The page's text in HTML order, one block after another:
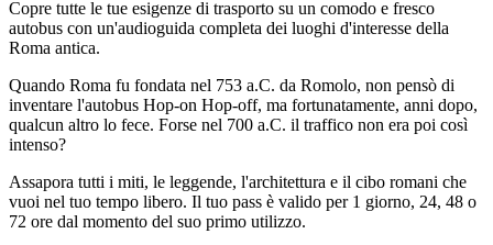
Copre tutte le tue esigenze di trasporto su un comodo e fresco
autobus con un'audioguida completa dei luoghi d'interesse della
Roma antica.
Quando Roma fu fondata nel 753 a.C. da Romolo, non pensò di
inventare l'autobus Hop-on Hop-off, ma fortunatamente, anni dopo,
qualcun altro lo fece. Forse nel 700 a.C. il traffico non era poi così
intenso?
Assapora tutti i miti, le leggende, l'architettura e il cibo romani che
vuoi nel tuo tempo libero. Il tuo pass è valido per 1 giorno, 24, 48 o
72 ore dal momento del suo primo utilizzo.